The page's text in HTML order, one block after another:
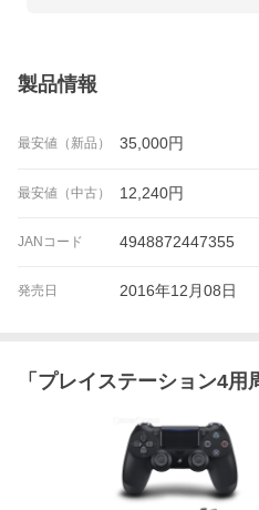
製品情報
最安値（新品） 35,000円
最安値（中古） 12,240円
JANコード 4948872447355
発売日 2016年12月08日
「 プレイステーション4用